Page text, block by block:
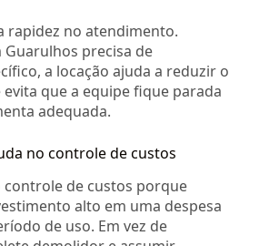
rapidez no atendimento.
precisa de
a locação ajuda a reduzir o
que a equipe fique parada
adequada.
no controle de custos
controle de custos porque
alto em uma despesa
de uso. Em vez de